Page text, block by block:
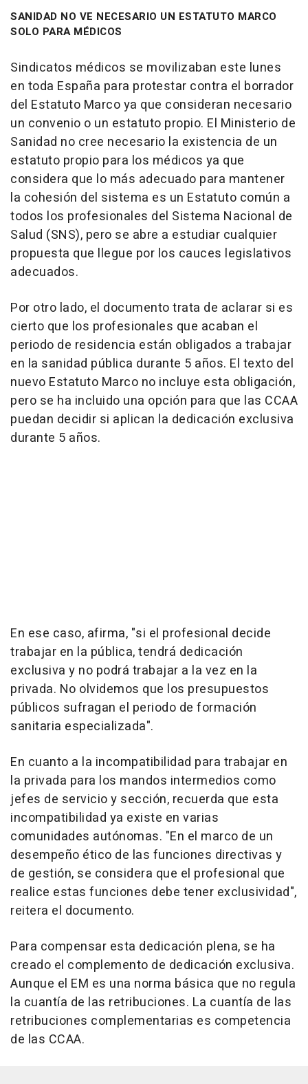
SANIDAD NO VE NECESARIO UN ESTATUTO MARCO
SOLO PARA MÉDICOS
Sindicatos médicos se movilizaban este lunes
en toda España para protestar contra el borrador
del Estatuto Marco ya que consideran necesario
un convenio o un estatuto propio. El Ministerio de
Sanidad no cree necesario la existencia de un
estatuto propio para los médicos ya que
considera que lo más adecuado para mantener
la cohesión del sistema es un Estatuto común a
todos los profesionales del Sistema Nacional de
Salud (SNS), pero se abre a estudiar cualquier
propuesta que llegue por los cauces legislativos
adecuados.
Por otro lado, el documento trata de aclarar si es
cierto que los profesionales que acaban el
periodo de residencia están obligados a trabajar
en la sanidad pública durante 5 años. El texto del
nuevo Estatuto Marco no incluye esta obligación,
pero se ha incluido una opción para que las CCAA
puedan decidir si aplican la dedicación exclusiva
durante 5 años.
En ese caso, afirma, "si el profesional decide
trabajar en la pública, tendrá dedicación
exclusiva y no podrá trabajar a la vez en la
privada. No olvidemos que los presupuestos
públicos sufragan el periodo de formación
sanitaria especializada".
En cuanto a la incompatibilidad para trabajar en
la privada para los mandos intermedios como
jefes de servicio y sección, recuerda que esta
incompatibilidad ya existe en varias
comunidades autónomas. "En el marco de un
desempeño ético de las funciones directivas y
de gestión, se considera que el profesional que
realice estas funciones debe tener exclusividad",
reitera el documento.
Para compensar esta dedicación plena, se ha
creado el complemento de dedicación exclusiva.
Aunque el EM es una norma básica que no regula
la cuantía de las retribuciones. La cuantía de las
retribuciones complementarias es competencia
de las CCAA.